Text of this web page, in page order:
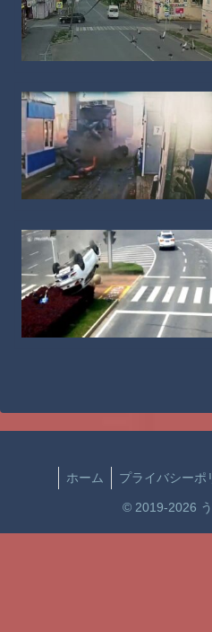
ホーム プライバシーポ
© 2019-2026